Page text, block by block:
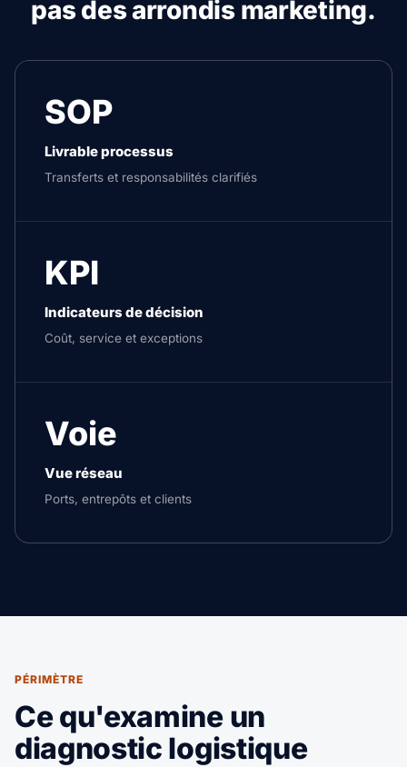
pas des arrondis marketing.
SOP
Livrable processus
Transferts et responsabilités clarifiés
KPI
Indicateurs de décision
Coût, service et exceptions
Voie
Vue réseau
Ports, entrepôts et clients
PÉRIMÈTRE
Ce qu'examine un
diagnostic logistique